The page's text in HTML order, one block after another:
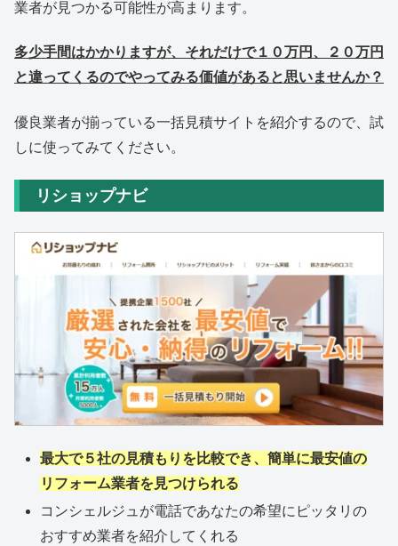
業者が見つかる可能性が高まります。
多少手間はかかりますが、それだけで１０万円、２０万円
と違ってくるのでやってみる価値があると思いませんか？
優良業者が揃っている一括見積サイトを紹介するので、試
しに使ってみてください。
リショップナビ
最大で５社の見積もりを比較でき、簡単に最安値の
リフォーム業者を見つけられる
コンシェルジュが電話であなたの希望にピッタリの
おすすめ業者を紹介してくれる